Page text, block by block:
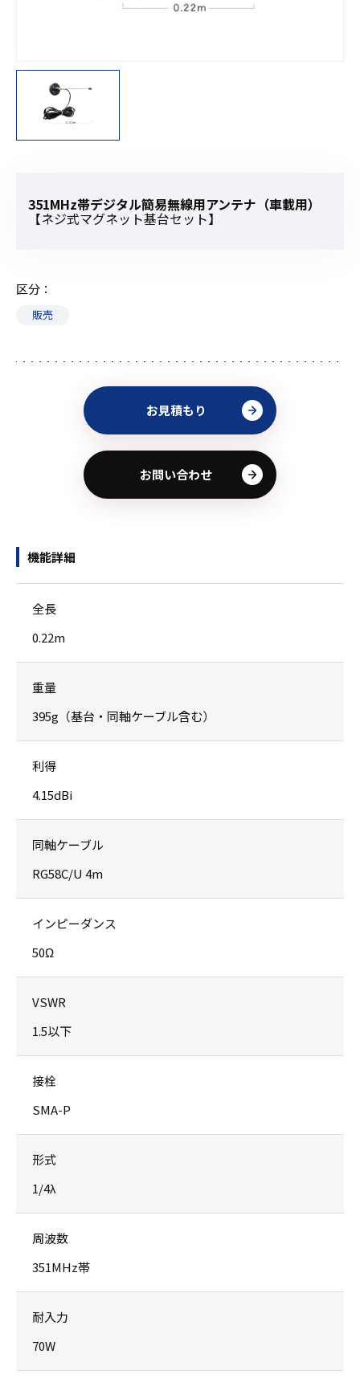
351MHz帯デジタル簡易無線用アンテナ（車載用）
【ネジ式マグネット基台セット】
区分
販売
お見積もり
お問い合わせ
機能詳細
全長
0.22m
重量
395g（基台・同軸ケーブル含む）
利得
4.15dBi
同軸ケーブル
RG58C/U 4m
インピーダンス
50Ω
VSWR
1.5以下
接栓
SMA-P
形式
1/4λ
周波数
351MHz帯
耐入力
70W